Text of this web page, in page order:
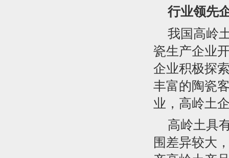
行业领先
我国高岭
瓷生产企业
企业积极探
丰富的陶瓷
业，高岭土
高岭土具
围差异较大